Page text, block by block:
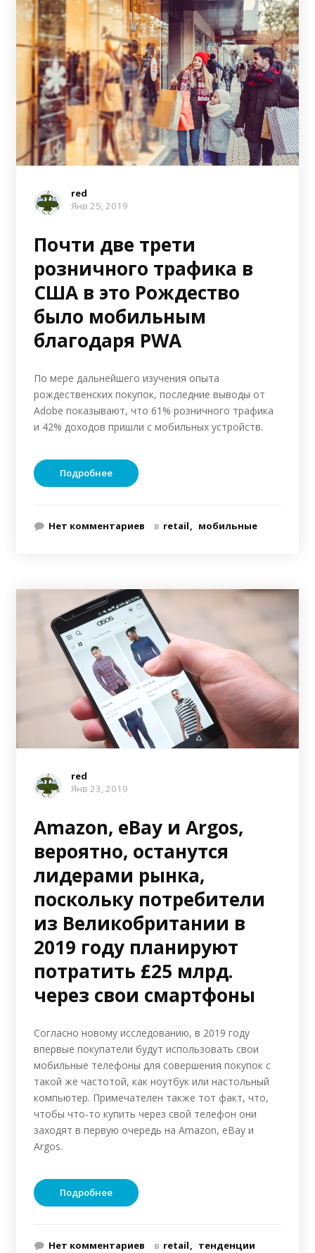
red
Янв 25, 2019
Почти две трети
розничного трафика в
США в это Рождество
было мобильным
благодаря PWA
По мере дальнейшего изучения опыта
рождественских покупок, последние выводы от
Adobe показывают, что 61% розничного трафика
и 42% доходов пришли с мобильных устройств.
Подробнее
Нет комментариев в retail мобильные
red
Янв 23, 2019
Amazon, eBay и Argos,
вероятно, останутся
лидерами рынка,
поскольку потребители
из Великобритании в
2019 году планируют
потратить £25 млрд.
через свои смартфоны
Согласно новому исследованию, в 2019 году
впервые покупатели будут использовать свои
мобильные телефоны для совершения покупок с
такой же частотой, как ноутбук или настольный
компьютер. Примечателен также тот факт, что,
чтобы что-то купить через свой телефон они
заходят в первую очередь на Amazon, eBay и
Argos.
Подробнее
Нет комментариев в retail тенденции